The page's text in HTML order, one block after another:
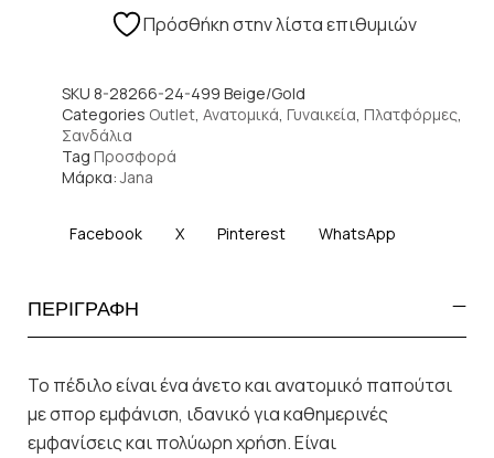
Πρόσθήκη στην λίστα επιθυμιών
SKU 8-28266-24-499 Beige/Gold
Categories Outlet Ανατομικά Γυναικεία Πλατφόρμες
Σανδάλια
Tag Προσφορά
Μάρκα:Jana
Facebook X Pinterest WhatsApp
ΠΕΡΙΓΡΑΦΗ
Το πέδιλο είναι ένα άνετο και ανατομικό παπούτσι
με σπορ εμφάνιση, ιδανικό για καθημερινές
εμφανίσεις και πολύωρη χρήση. Είναι